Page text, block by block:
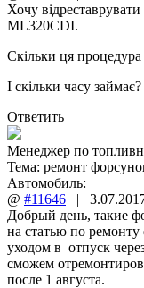
Хочу
ML320CDI.
Скільки ця
І скільки часу займає?
Ответить
Менеджер по
Тема: ремонт
Автомобиль:
@ #11646 |
Добрый день, такие
на статью по
уходом в отпуск
сможем
после 1 августа.